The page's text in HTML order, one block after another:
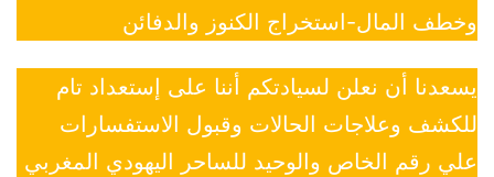
وخطف المال-استخراج الكنوز والدفائن
يسعدنا أن نعلن لسيادتكم أننا على إستعداد تام
للكشف وعلاجات الحالات وقبول الاستفسارات
علي رقم الخاص والوحيد للساحر اليهودي المغربي